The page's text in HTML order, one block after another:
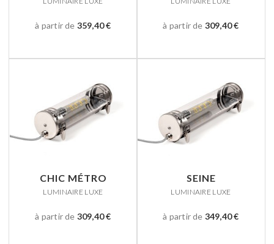
à partir de 359,40 € à partir de 309,40 €
CHIC MÉTRO
LUMINAIRE LUXE
à partir de 309,40 €
SEINE
LUMINAIRE LUXE
à partir de 349,40 €